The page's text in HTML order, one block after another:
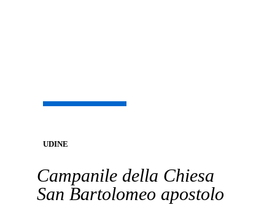
UDINE
Campanile della Chiesa
San Bartolomeo apostolo